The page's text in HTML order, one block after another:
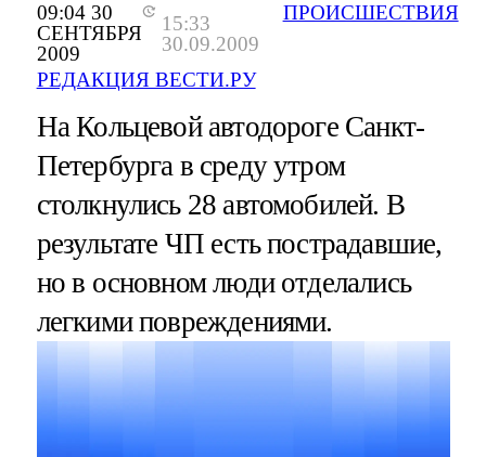
09:04 30
СЕНТЯБРЯ
2009
15:33
30.09.2009
РЕДАКЦИЯ ВЕСТИ.РУ
ПРОИСШЕСТВИЯ
На Кольцевой автодороге Санкт-
Петербурга в среду утром
столкнулись 28 автомобилей. В
результате ЧП есть пострадавшие,
но в основном люди отделались
легкими повреждениями.